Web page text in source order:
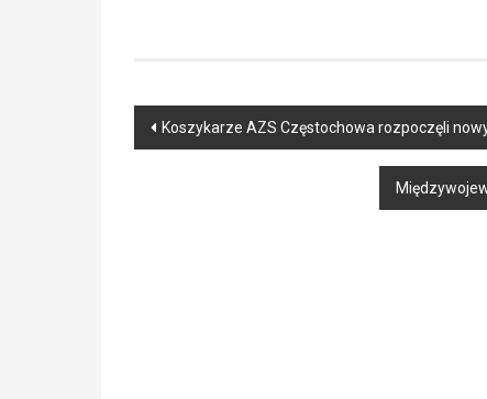
Post
Koszykarze AZS Częstochowa rozpoczęli